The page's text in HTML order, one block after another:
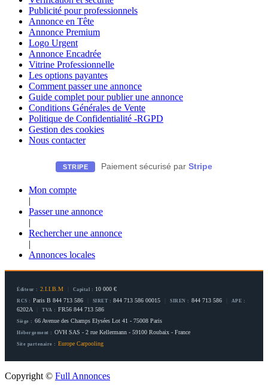
Publicité pour professionnels
Annonce en Tête
Annonce Premium
Logo Urgent
Annonce Encadrée
Vitrine Professionnelle
Les options payantes
Comment passer une annonce
Guide complet pour publier une annonce
Conditions Générales de Vente
Politique de Confidentialité -RGPD
Gestion des cookies
Nous contacter
STRIPE Paiement sécurisé par Stripe
Mon compte
|
Passer une annonce
|
Rechercher une annonce
|
Annonces locales
Éditeur : 2.I.I.B.M Capital : 10 000 €
RCS : Paris B 844 713 586 SIRET : 844 713 586 00015 SIREN : 844 713 586 APE :
6202A TVA : FR56 844 713 586
Siège : 66 Avenue des Champs Elysées Lot 41 - 75008 Paris
Hébergement : OVH SAS - 2 rue Kellermann - 59100 Roubaix - France
Site partenaire : Europe Carpooling
Copyright © Full Annonces